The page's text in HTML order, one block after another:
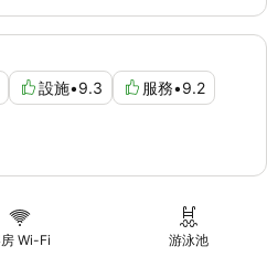
設施•9.3 服務•9.2
Wi-Fi 游泳池